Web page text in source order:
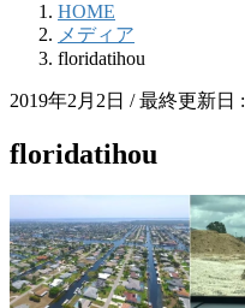
HOME
メディア
floridatihou
2019年2月2日 / 最終更新日 :
floridatihou